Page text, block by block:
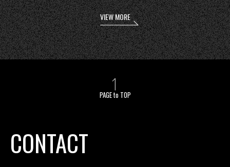
VIEW MORE
PAGE to TOP
CONTACT